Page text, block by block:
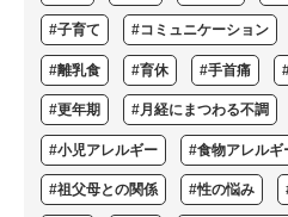
#子育て #コミュニケーション
#離乳食 #育休 #手首痛
#更年期 #月経にまつわる不調
#小児アレルギー #食物アレルギ
#祖父母との関係 #性の悩み